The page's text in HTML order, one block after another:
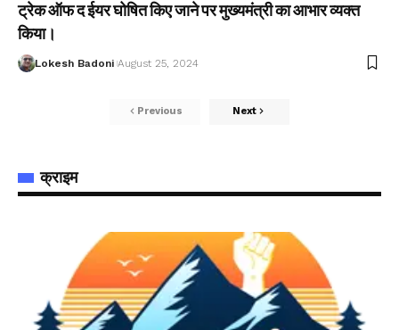
ट्रेक ऑफ द ईयर घोषित किए जाने पर मुख्यमंत्री का आभार व्यक्त
किया।
Lokesh Badoni August 25, 2024
Previous Next
क्राइम